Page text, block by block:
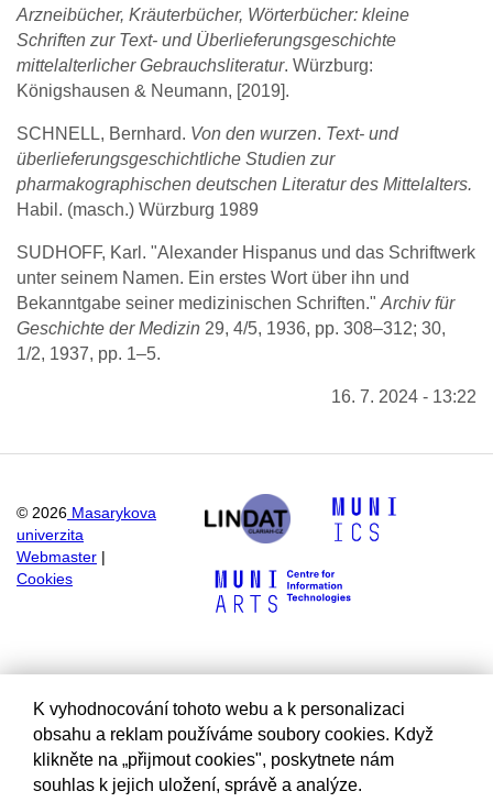
Arzneibücher, Kräuterbücher, Wörterbücher: kleine
Schriften zur Text- und Überlieferungsgeschichte
mittelalterlicher Gebrauchsliteratur. Würzburg:
Königshausen & Neumann, [2019].
SCHNELL, Bernhard. Von den wurzen. Text- und
überlieferungsgeschichtliche Studien zur
pharmakographischen deutschen Literatur des Mittelalters.
Habil. (masch.) Würzburg 1989
SUDHOFF, Karl. "Alexander Hispanus und das Schriftwerk
unter seinem Namen. Ein erstes Wort über ihn und
Bekanntgabe seiner medizinischen Schriften." Archiv für
Geschichte der Medizin 29, 4/5, 1936, pp. 308–312; 30,
1/2, 1937, pp. 1–5.
16. 7. 2024 - 13:22
© 2026 Masarykova
univerzita
Webmaster
Cookies
K vyhodnocování tohoto webu a k personalizaci
obsahu a reklam používáme soubory cookies. Když
klikněte na „přijmout cookies", poskytnete nám
souhlas k jejich uložení, správě a analýze.